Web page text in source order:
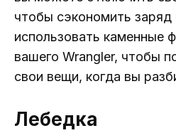
чтобы сэкономить заряд
использовать каменные
вашего Wrangler, чтобы
свои вещи, когда вы
Лебедка